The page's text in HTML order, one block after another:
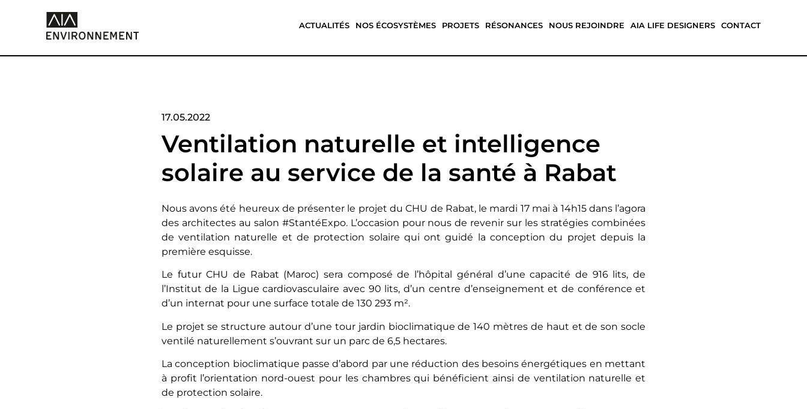
ACTUALITÉS NOS ÉCOSYSTÈMES PROJETS RÉSONANCES NOUS REJOINDRE AIA LIFE DESIGNERS CONTACT
17.05.2022
Ventilation naturelle et intelligence
solaire au service de la santé à Rabat
Nous avons été heureux de présenter le projet du CHU de Rabat, le mardi 17 mai à 14h15 dans l’agora
des architectes au salon #StantéExpo. L’occasion pour nous de revenir sur les stratégies combinées
de ventilation naturelle et de protection solaire qui ont guidé la conception du projet depuis la
première esquisse.
Le futur CHU de Rabat (Maroc) sera composé de l’hôpital général d’une capacité de 916 lits, de
l’Institut de la Ligue cardiovasculaire avec 90 lits, d’un centre d’enseignement et de conférence et
d’un internat pour une surface totale de 130 293 m².
Le projet se structure autour d’une tour jardin bioclimatique de 140 mètres de haut et de son socle
ventilé naturellement s’ouvrant sur un parc de 6,5 hectares.
La conception bioclimatique passe d’abord par une réduction des besoins énergétiques en mettant
à profit l’orientation nord-ouest pour les chambres qui bénéficient ainsi de ventilation naturelle et
de protection solaire.